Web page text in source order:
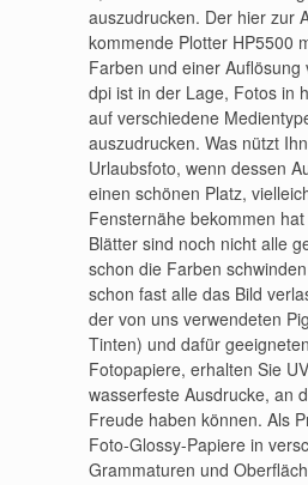
auszudrucken. Der hier zur
kommende Plotter HP5500
Farben und einer Auflösung
dpi ist in der Lage, Fotos in
auf verschiedene
auszudrucken. Was nützt
Urlaubsfoto, wenn dessen
einen schönen Platz,
Fensternähe bekommen
Blätter sind noch nicht alle
schon die Farben
schon fast alle das Bild
der von uns verwendeten
Tinten) und dafür
Fotopapiere, erhalten Sie
wasserfeste Ausdrucke, an
Freude haben können. Als
Foto-Glossy-Papiere in
Grammaturen und